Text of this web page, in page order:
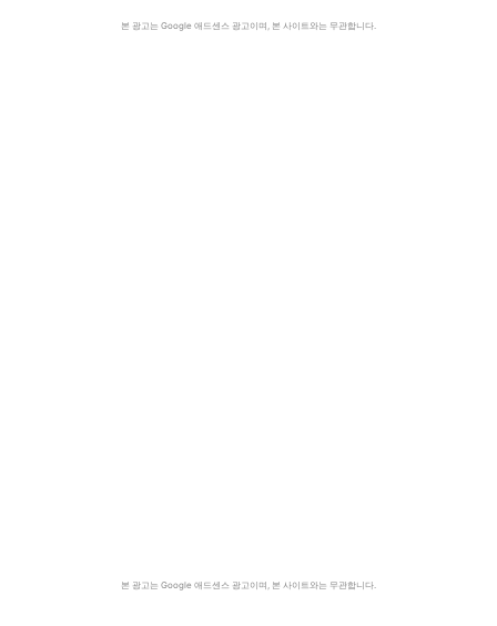
본 광고는 Google 애드센스 광고이며, 본 사이트와는 무관합니다.
본 광고는 Google 애드센스 광고이며, 본 사이트와는 무관합니다.